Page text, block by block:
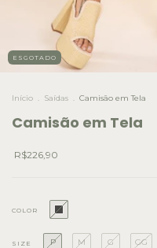
ESGOTADO
Início . Saídas . Camisão em Tela
Camisão em Tela
R$226,90
COLOR
SIZE P M G GG